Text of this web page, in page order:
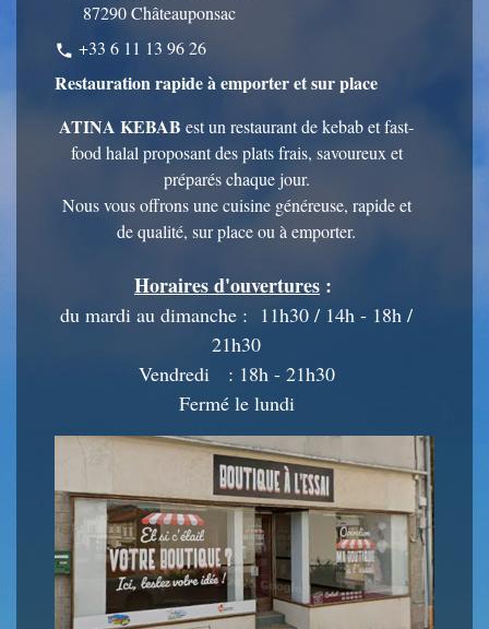
87290 Châteauponsac
phone +33 6 11 13 96 26
Restauration rapide à emporter et sur place
ATINA KEBAB est un restaurant de kebab et fast-
food halal proposant des plats frais, savoureux et
préparés chaque jour.
Nous vous offrons une cuisine généreuse, rapide et
de qualité, sur place ou à emporter.
Horaires d'ouvertures :
du mardi au dimanche : 11h30 / 14h - 18h /
21h30
Vendredi : 18h - 21h30
Fermé le lundi